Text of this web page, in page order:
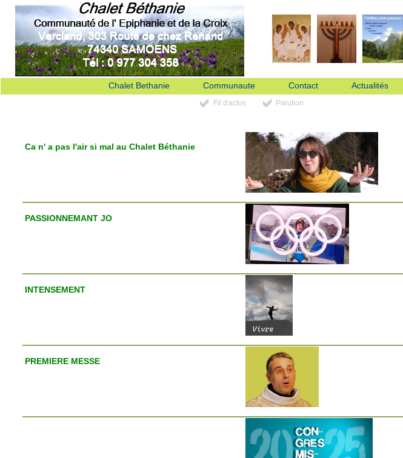
Chalet Bethanie Communaute Contact Actualités
Fil d'actus Parution
Ca n' a pas l'air si mal au Chalet Béthanie
PASSIONNEMANT JO
INTENSEMENT
PREMIERE MESSE